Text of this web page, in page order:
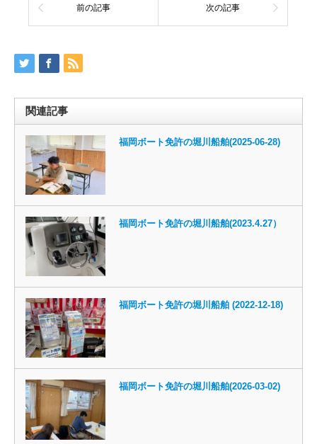
前の記事 次の記事
関連記事
福岡ボート免許の堀川船舶(2025-06-28)
福岡ボート免許の堀川船舶(2023.4.27）
福岡ボート免許の堀川船舶 (2022-12-18)
福岡ボート免許の堀川船舶(2026-03-02)